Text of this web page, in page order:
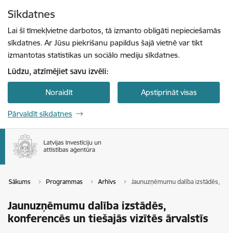
Sīkdatnes
Lai šī tīmekļvietne darbotos, tā izmanto obligāti nepieciešamās
sīkdatnes. Ar Jūsu piekrišanu papildus šajā vietnē var tikt
izmantotas statistikas un sociālo mediju sīkdatnes.
Lūdzu, atzīmējiet savu izvēli:
Noraidīt Apstiprināt visas
Pārvaldīt sīkdatnes
Sākums Programmas Arhīvs Jaunuzņēmumu dalība izstādēs,
Jaunuzņēmumu dalība izstādēs,
konferencēs un tiešajās vizītēs ārvalstīs